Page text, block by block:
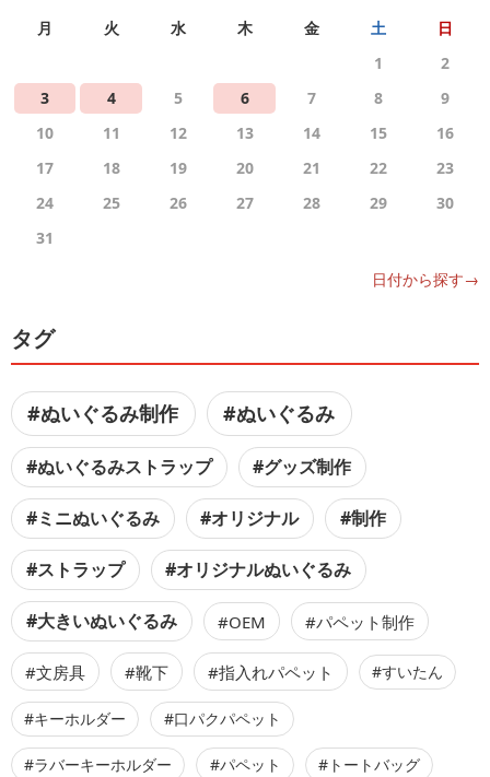
月 火 水 木 金 土
日
1
2
3
4 5 6 7 8
9
10
11 12 13 14 15
16
17
18 19 20 21 22
23
24
25 26 27 28 29
30
31
日付から探す→
タグ
#ぬいぐるみ制作 #ぬいぐるみ
#ぬいぐるみストラップ #グッズ制作
#ミニぬいぐるみ #オリジナル #制作
#ストラップ #オリジナルぬいぐるみ
#大きいぬいぐるみ #OEM #パペット制作
#文房具 #靴下 #指入れパペット #すいたん
#キーホルダー #口パクパペット
#ラバーキーホルダー #パペット #トートバッグ